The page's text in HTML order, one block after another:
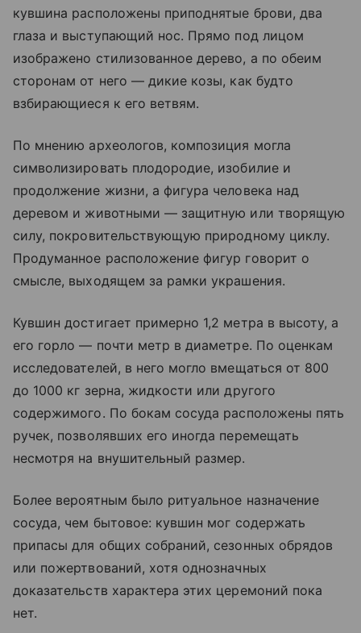
кувшина расположены приподнятые брови, два
глаза и выступающий нос. Прямо под лицом
изображено стилизованное дерево, а по обеим
сторонам от него — дикие козы, как будто
взбирающиеся к его ветвям.
По мнению археологов, композиция могла
символизировать плодородие, изобилие и
продолжение жизни, а фигура человека над
деревом и животными — защитную или творящую
силу, покровительствующую природному циклу.
Продуманное расположение фигур говорит о
смысле, выходящем за рамки украшения.
Кувшин достигает примерно 1,2 метра в высоту, а
его горло — почти метр в диаметре. По оценкам
исследователей, в него могло вмещаться от 800
до 1000 кг зерна, жидкости или другого
содержимого. По бокам сосуда расположены пять
ручек, позволявших его иногда перемещать
несмотря на внушительный размер.
Более вероятным было ритуальное назначение
сосуда, чем бытовое: кувшин мог содержать
припасы для общих собраний, сезонных обрядов
или пожертвований, хотя однозначных
доказательств характера этих церемоний пока
нет.